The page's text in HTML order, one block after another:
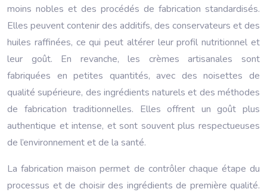
moins nobles et des procédés de fabrication standardisés.
Elles peuvent contenir des additifs, des conservateurs et des
huiles raffinées, ce qui peut altérer leur profil nutritionnel et
leur goût. En revanche, les crèmes artisanales sont
fabriquées en petites quantités, avec des noisettes de
qualité supérieure, des ingrédients naturels et des méthodes
de fabrication traditionnelles. Elles offrent un goût plus
authentique et intense, et sont souvent plus respectueuses
de l’environnement et de la santé.
La fabrication maison permet de contrôler chaque étape du
processus et de choisir des ingrédients de première qualité.